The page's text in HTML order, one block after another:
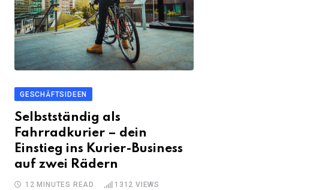
GESCHÄFTSIDEEN
Selbstständig als
Fahrradkurier – dein
Einstieg ins Kurier-Business
auf zwei Rädern
12 MINUTES READ 1312 VIEWS